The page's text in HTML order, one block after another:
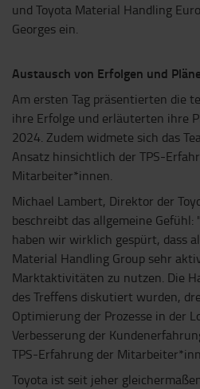
und Toyota Material Handling
Georges ein.
Austausch von Erfolgen und
Am ersten Tag präsentierten die
ihre Erfolge und erläuterten ihre
2024. Zudem widmete sich das
Ansatz hinsichtlich der TPS-
Mitarbeiter*innen.
Michael Lambert, Direktor der
beschreibt das allgemeine Gefühl:
haben wir wirklich gespürt, dass
Material Handling Group sehr
Marktaktivitäten zu nutzen. Die
des Treffens diskutiert wurden,
Optimierung der Prozesse in der
Verbesserung der
TPS-Erfahrung der
Toyota ist seit jeher